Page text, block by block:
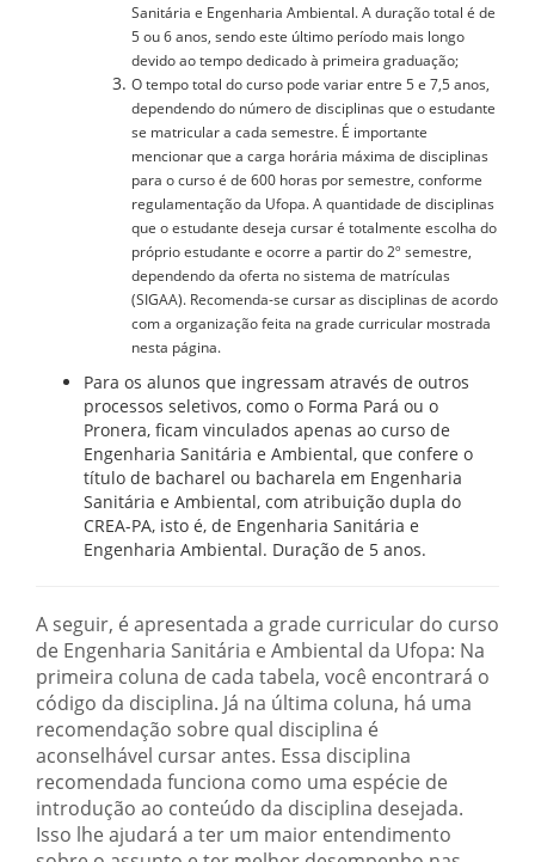
Sanitária e Engenharia Ambiental. A duração total é de
5 ou 6 anos, sendo este último período mais longo
devido ao tempo dedicado à primeira graduação;
O tempo total do curso pode variar entre 5 e 7,5 anos,
dependendo do número de disciplinas que o estudante
se matricular a cada semestre. É importante
mencionar que a carga horária máxima de disciplinas
para o curso é de 600 horas por semestre, conforme
regulamentação da Ufopa. A quantidade de disciplinas
que o estudante deseja cursar é totalmente escolha do
próprio estudante e ocorre a partir do 2º semestre,
dependendo da oferta no sistema de matrículas
(SIGAA). Recomenda-se cursar as disciplinas de acordo
com a organização feita na grade curricular mostrada
nesta página.
Para os alunos que ingressam através de outros
processos seletivos, como o Forma Pará ou o
Pronera, ficam vinculados apenas ao curso de
Engenharia Sanitária e Ambiental, que confere o
título de bacharel ou bacharela em Engenharia
Sanitária e Ambiental, com atribuição dupla do
CREA-PA, isto é, de Engenharia Sanitária e
Engenharia Ambiental. Duração de 5 anos.
A seguir, é apresentada a grade curricular do curso
de Engenharia Sanitária e Ambiental da Ufopa: Na
primeira coluna de cada tabela, você encontrará o
código da disciplina. Já na última coluna, há uma
recomendação sobre qual disciplina é
aconselhável cursar antes. Essa disciplina
recomendada funciona como uma espécie de
introdução ao conteúdo da disciplina desejada.
Isso lhe ajudará a ter um maior entendimento